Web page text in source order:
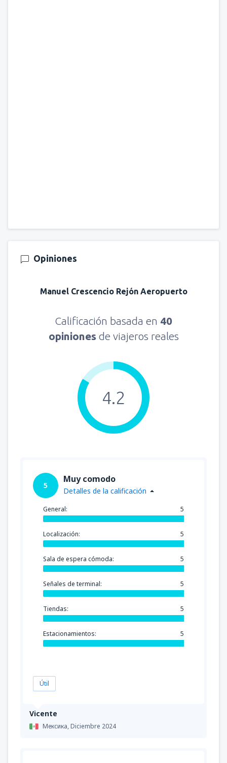
Opiniones
Manuel Crescencio Rejón Aeropuerto
Calificación basada en 40
opiniones de viajeros reales
4.2
Vicente
Мексика,Diciembre 2024
5
Muy comodo
Detalles de la calificación
General: 5
Localización: 5
Sala de espera cómoda: 5
Señales de terminal: 5
Tiendas: 5
Estacionamientos: 5
Útil